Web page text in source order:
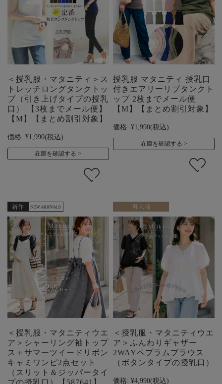
＜授乳服・マタニティ＞ス
トレッチロングタンクトッ
プ（引き上げタイプの授乳
口） 【3枚までメール便】
【M】【まとめ割引対象】
価格: ¥1,990(税込)
在庫を確認する
授乳服 マタニティ 授乳口
付きエアリーリブタンクト
ップ 2枚までメール便
【M】【まとめ割引対象】
価格: ¥1,990(税込)
在庫を確認する
＜授乳服・マタニティウエ
ア＞シャーリング袖トップ
ス＋サマーツイードリボン
キャミワンピ2点セット
（スリット＆ジッパータイ
プの授乳口）【587641】
＜授乳服・マタニティウエ
ア＞ふんわりギャザー
2WAYペプラムブラウス
（ボタンタイプの授乳口）
価格: ¥4,990(税込)